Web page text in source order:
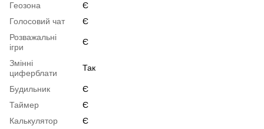
Геозона
Є
Голосовий чат
Є
Розважальні
ігри
Є
Змінні
циферблати
Так
Будильник
Є
Таймер
Є
Калькулятор
Є